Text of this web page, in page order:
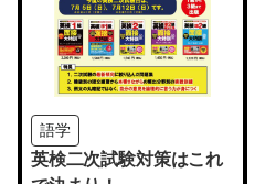
語学
英検二次試験対策はこれ